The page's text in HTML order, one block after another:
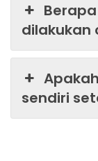
dilakukan
sendiri